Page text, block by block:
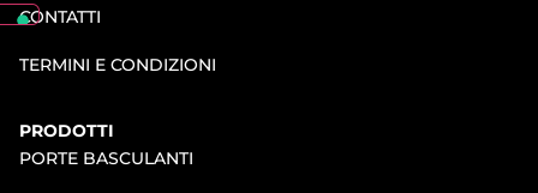
CONTATTI
TERMINI E CONDIZIONI
PRODOTTI
PORTE BASCULANTI